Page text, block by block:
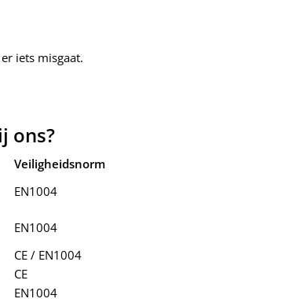
iets misgaat.
ons?
Veiligheidsnorm
EN1004
EN1004
CE / EN1004
CE
EN1004